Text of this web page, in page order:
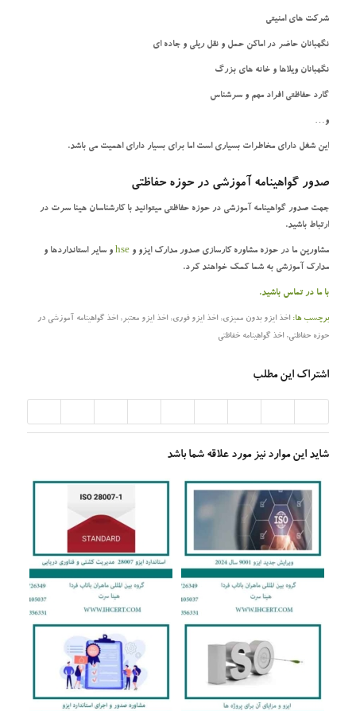
شرکت های امنیتی
نگهبانان حاضر در اماکن حمل و نقل ریلی و جاده ای
نگهبانان ویلاها و خانه های بزرگ
گارد حفاظتی افراد مهم و سرشناس
و…
این شغل دارای مخاطرات بسیاری است اما برای بسیار دارای اهمیت می باشد.
صدور گواهینامه آموزشی در حوزه حفاظتی
جهت صدور گواهینامه آموزشی در حوزه حفاظتی میتوانید با کارشناسان هینا سرت در
ارتباط باشید.
مشاورین ما در حوزه مشاوره کارسازی صدور مدارک ایزو و hseو سایر استانداردها و
مدارک آموزشی به شما کمک خواهند کرد.
با ما در تماس باشید.
برچسب ها: اخذ ایزو بدون ممیزی, اخذ ایزو فوری, اخذ ایزو معتبر, اخذ گواهینامه آموزشی در
حوزه حفاظتی, اخذ گواهینامه خفاظتی
اشتراک این مطلب
شاید این موارد نیز مورد علاقه شما باشد